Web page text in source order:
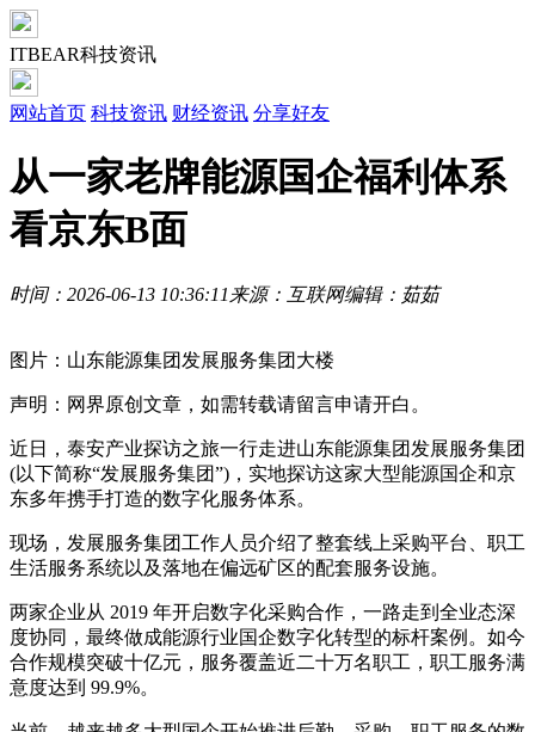
ITBEAR科技资讯
网站首页 科技资讯 财经资讯 分享好友
从一家老牌能源国企福利体系
看京东B面
时间：2026-06-13 10:36:11 来源：互联网编辑：茹茹
图片：山东能源集团发展服务集团大楼
声明：网界原创文章，如需转载请留言申请开白。
近日，泰安产业探访之旅一行走进山东能源集团发展服务集团
(以下简称“发展服务集团”)，实地探访这家大型能源国企和京
东多年携手打造的数字化服务体系。
现场，发展服务集团工作人员介绍了整套线上采购平台、职工
生活服务系统以及落地在偏远矿区的配套服务设施。
两家企业从 2019 年开启数字化采购合作，一路走到全业态深
度协同，最终做成能源行业国企数字化转型的标杆案例。如今
合作规模突破十亿元，服务覆盖近二十万名职工，职工服务满
意度达到 99.9%。